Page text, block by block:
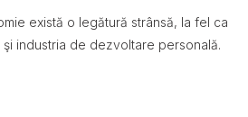
există o legătură strânsă, la fel ca
industria de dezvoltare personală.